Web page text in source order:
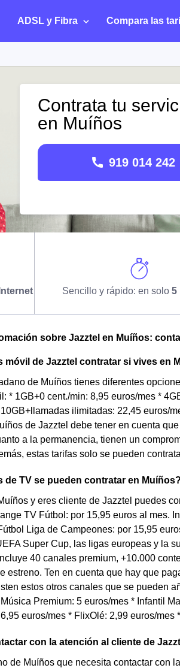
ADSL y Fibra Compara las
Contrata tu
en Muíños
919 014 242
Sencillo y rápido: en solo 5
sobre Jazztel en Muíños:
móvil de Jazztel contratar si vives en
de Muíños tienes diferentes
* 1GB+0 cent./min: 8,95 euros/mes *
ilimitadas: 22,45 euros/
de Jazztel debe tener en cuenta
a la permanencia, tienen un
estas tarifas solo se pueden
de TV se pueden contratar en Muíños?
y eres cliente de Jazztel puedes
TV Fútbol: por 15,95 euros al mes.
Liga de Campeones: por 15,95
Super Cup, las ligas europeas y la
40 canales premium, +10.000
estreno. Ten en cuenta que hay que
estos otros canales que se pueden
Premium: 5 euros/mes * Infantil
euros/mes * FlixOlé: 2,99 euros/
con la atención al cliente de
de Muíños que necesita contactar con